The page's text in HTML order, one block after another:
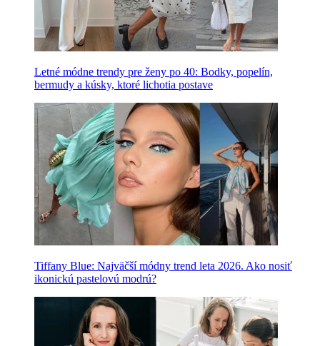
Letné módne trendy pre ženy po 40: Bodky, popelín,
bermudy a kúsky, ktoré lichotia postave
Tiffany Blue: Najväčší módny trend leta 2026. Ako nosiť
ikonickú pastelovú modrú?